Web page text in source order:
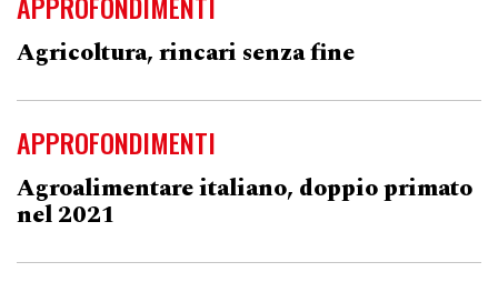
Agricoltura, rincari senza fine
APPROFONDIMENTI
Agroalimentare italiano, doppio primato
nel 2021